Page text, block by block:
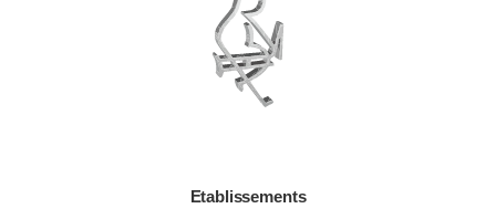
Etablissements